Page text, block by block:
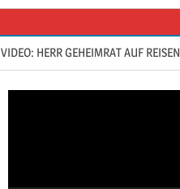
VIDEO: HERR GEHEIMRAT AUF REISEN